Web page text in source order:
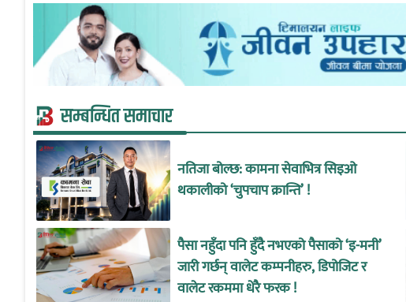
सम्बन्धित समाचार
नतिजा बोल्छ: कामना सेवाभित्र सिइओ
थकालीको ‘चुपचाप क्रान्ति’ !
पैसा नहुँदा पनि हुँदै नभएको पैसाको ‘इ-मनी’
जारी गर्छन् वालेट कम्पनीहरु, डिपोजिट र
वालेट रकममा धेरै फरक !